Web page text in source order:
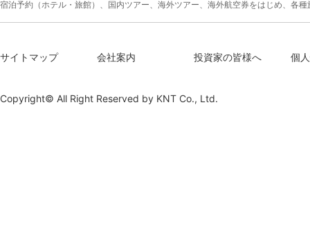
宿泊予約（ホテル・旅館）、国内ツアー、海外ツアー、海外航空券をはじめ、各
サイトマップ 会社案内 投資家の皆様へ 個
Copyright© All Right Reserved by KNT Co., Ltd.